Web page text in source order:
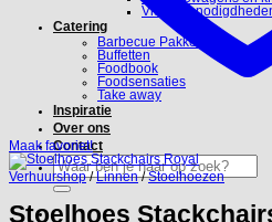
Video
Catering
Barbecue Pakketten
Buffetten
Foodbook
Foodsensaties
Take away
Inspiratie
Over ons
Contact
Zoeken
naar:
Maak favoriet!
Verhuurshop / Linnen / Stoelhoezen
Stoelhoes